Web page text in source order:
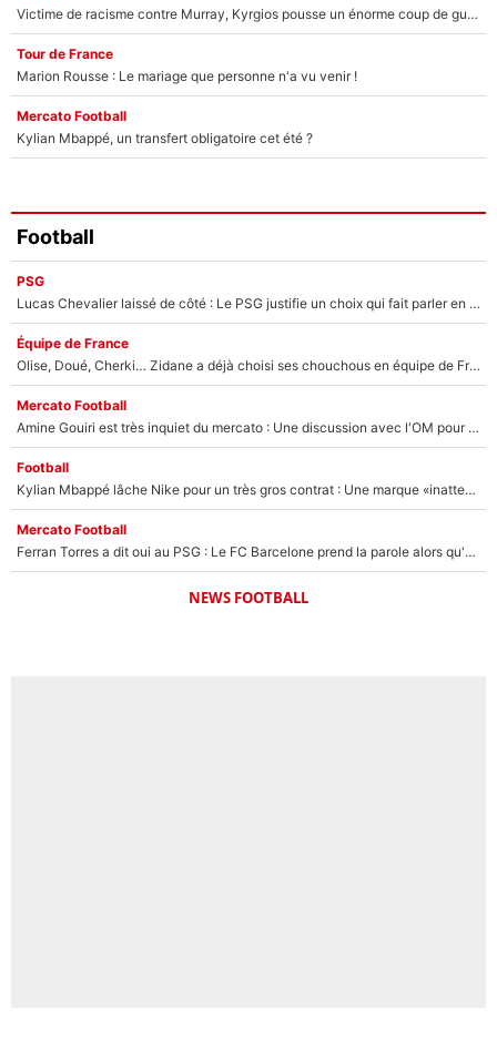
Victime de racisme contre Murray, Kyrgios pousse un énorme coup de gueule !
Tour de France
Marion Rousse : Le mariage que personne n'a vu venir !
Mercato Football
Kylian Mbappé, un transfert obligatoire cet été ?
Football
PSG
Lucas Chevalier laissé de côté : Le PSG justifie un choix qui fait parler en plein mercato
Équipe de France
Olise, Doué, Cherki… Zidane a déjà choisi ses chouchous en équipe de France ? L’IA annonce des surprises sans Kylian Mbappé !
Mercato Football
Amine Gouiri est très inquiet du mercato : Une discussion avec l'OM pour acter son transfert !
Football
Kylian Mbappé lâche Nike pour un très gros contrat : Une marque «inattendue» va frapper très fort
Mercato Football
Ferran Torres a dit oui au PSG : Le FC Barcelone prend la parole alors qu'un transfert de l'attaquant espagnol prend forme
NEWS FOOTBALL